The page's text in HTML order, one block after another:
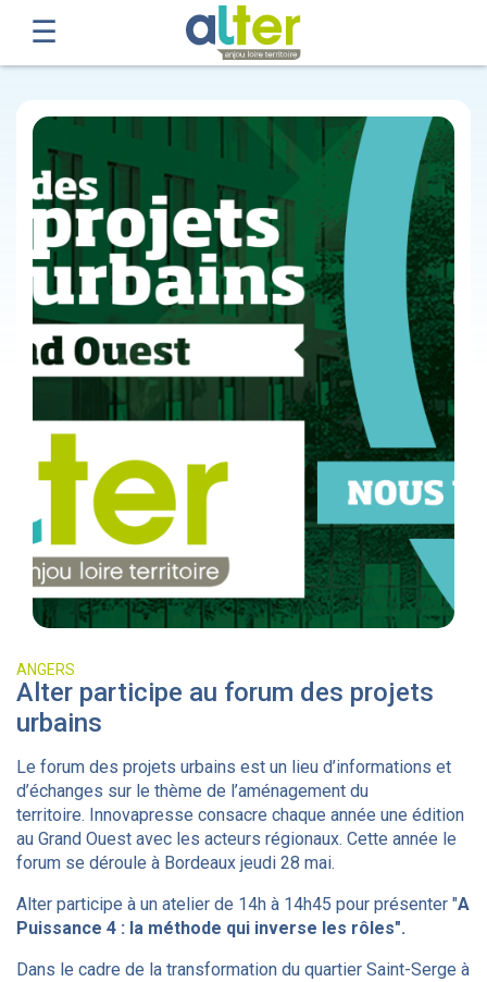
ANGERS
Alter participe au forum des projets
urbains
Le forum des projets urbains est un lieu d’informations et
d’échanges sur le thème de l’aménagement du
territoire. Innovapresse consacre chaque année une édition
au Grand Ouest avec les acteurs régionaux. Cette année le
forum se déroule à Bordeaux jeudi 28 mai.
Alter participe à un atelier de 14h à 14h45 pour présenter "A
Puissance 4 : la méthode qui inverse les rôles".
Dans le cadre de la transformation du quartier Saint-Serge à